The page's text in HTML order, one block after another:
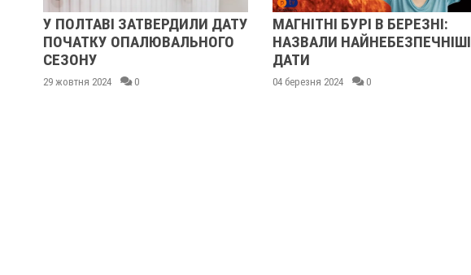
У ПОЛТАВІ ЗАТВЕРДИЛИ ДАТУ
ПОЧАТКУ ОПАЛЮВАЛЬНОГО
СЕЗОНУ
29 жовтня 2024 0
МАГНІТНІ БУРІ В БЕРЕЗНІ:
НАЗВАЛИ НАЙНЕБЕЗПЕЧНІШІ
ДАТИ
04 березня 2024 0